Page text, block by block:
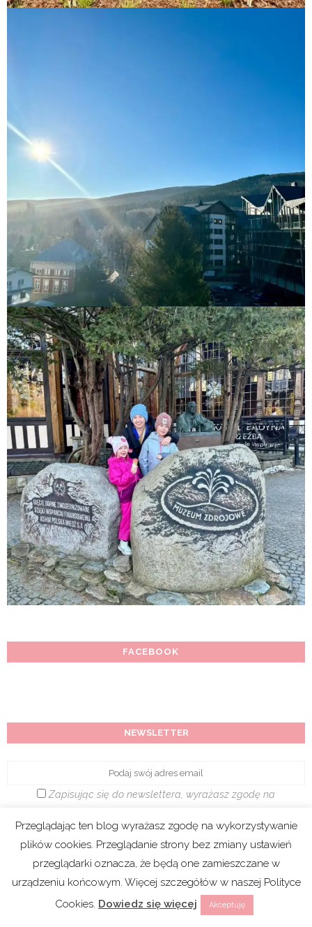
FACEBOOK
NEWSLETTER
Zapisując się do newslettera, wyrażasz zgodę na
Politykę prywatności
Przeglądając ten blog wyrażasz zgodę na wykorzystywanie
plików cookies. Przeglądanie strony bez zmiany ustawień
przeglądarki oznacza, że będą one zamieszczane w
urządzeniu końcowym. Więcej szczegółów w naszej Polityce
Cookies. Dowiedz się więcej Akceptuję